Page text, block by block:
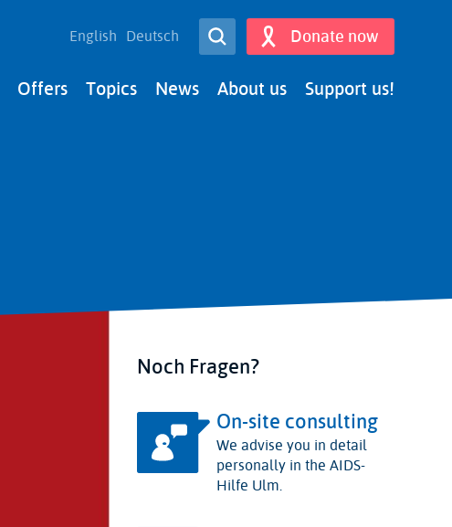
Offers Topics News About us Support us!
English Deutsch Open SearchDonate now
Noch Fragen?
On-site consulting
We advise you in detail
personally in the AIDS-
Hilfe Ulm.